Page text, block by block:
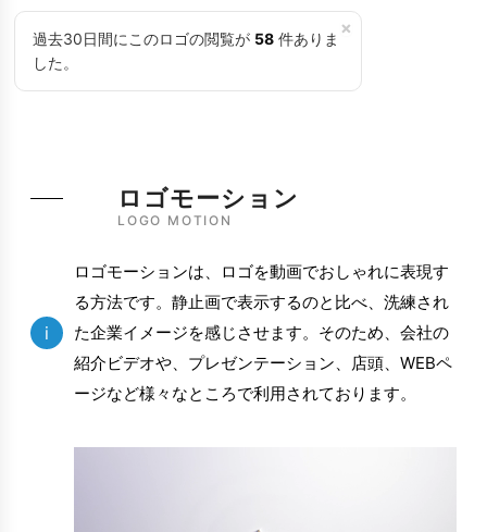
×
過去30日間にこのロゴの閲覧が 58 件ありま
した。
LOGO MOTION
ロゴモーション
i
ロゴモーションは、ロゴを動画でおしゃれに表現す
る方法です。静止画で表示するのと比べ、洗練され
た企業イメージを感じさせます。そのため、会社の
紹介ビデオや、プレゼンテーション、店頭、WEBペ
ージなど様々なところで利用されております。